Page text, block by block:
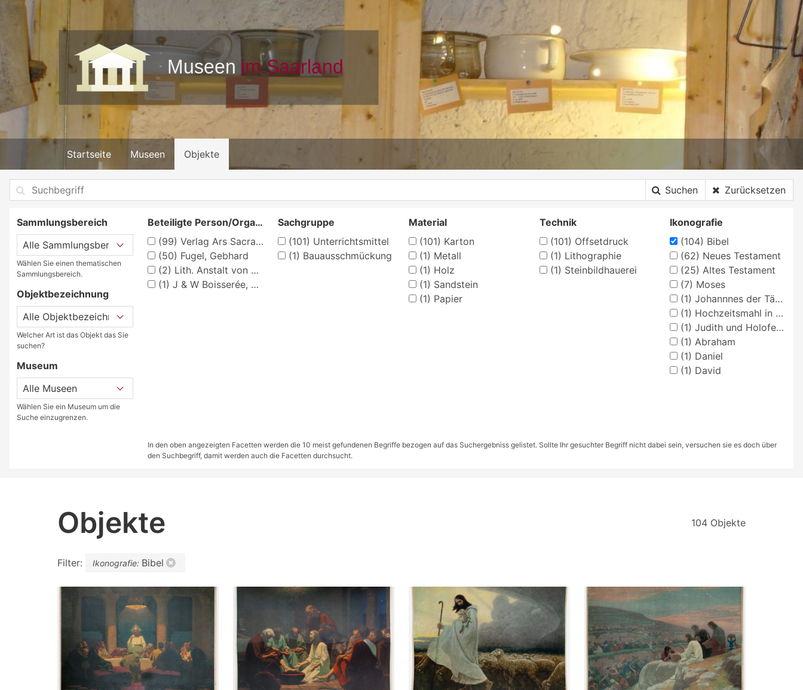
Startseite Museen Objekte
Suchen Zurücksetzen
Sammlungsbereich
Wählen Sie einen thematischen
Sammlungsbereich.
Objektbezeichnung
Welcher Art ist das Objekt das Sie
suchen?
Museum
Wählen Sie ein Museum um die
Suche einzugrenzen.
Beteiligte Person/Organisation
(99) Verlag Ars Sacra Josef Müller, München
(50) Fugel, Gebhard
(2) Lith. Anstalt von Müller und Eismann, Leipzig
(1) J & W Boisserée, Verlag
Sachgruppe
(101) Unterrichtsmittel
(1) Bauausschmückung
Material
(101) Karton
(1) Metall
(1) Holz
(1) Sandstein
(1) Papier
Technik
(101) Offsetdruck
(1) Lithographie
(1) Steinbildhauerei
Ikonografie
(104) Bibel
(62) Neues Testament
(25) Altes Testament
(7) Moses
(1) Johannnes der Täufer
(1) Hochzeitsmahl in Kana
(1) Judith und Holofernes
(1) Abraham
(1) Daniel
(1) David
In den oben angezeigten Facetten werden die 10 meist gefundenen Begriffe bezogen auf das Suchergebniss gelistet. Sollte Ihr gesuchter Begriff nicht dabei sein, versuchen sie es doch über
den Suchbegriff, damit werden auch die Facetten durchsucht.
Objekte 104 Objekte
Filter: Ikonografie: Bibel